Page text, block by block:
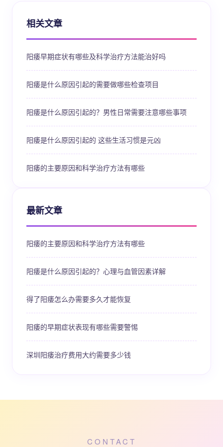
相关文章
阳痿早期症状有哪些及科学治疗方法能治好吗
阳痿是什么原因引起的需要做哪些检查项目
阳痿是什么原因引起的？男性日常需要注意哪些事项
阳痿是什么原因引起的 这些生活习惯是元凶
阳痿的主要原因和科学治疗方法有哪些
最新文章
阳痿的主要原因和科学治疗方法有哪些
阳痿是什么原因引起的？心理与血管因素详解
得了阳痿怎么办需要多久才能恢复
阳痿的早期症状表现有哪些需要警惕
深圳阳痿治疗费用大约需要多少钱
CONTACT